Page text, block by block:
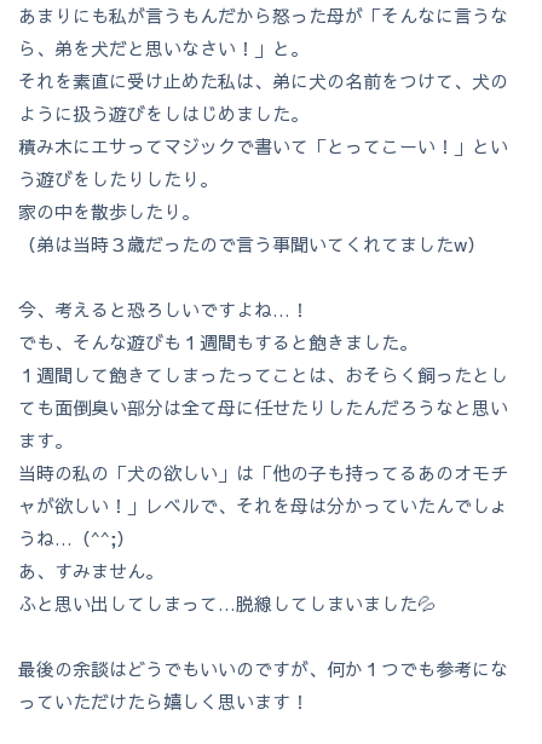
あまりにも私が言うもんだから怒った母が「そんなに言うな
ら、弟を犬だと思いなさい！」と。
それを素直に受け止めた私は、弟に犬の名前をつけて、犬の
ように扱う遊びをしはじめました。
積み木にエサってマジックで書いて「とってこーい！」とい
う遊びをしたりしたり。
家の中を散歩したり。
（弟は当時３歳だったので言う事聞いてくれてましたw）
今、考えると恐ろしいですよね…！
でも、そんな遊びも１週間もすると飽きました。
１週間して飽きてしまったってことは、おそらく飼ったとし
ても面倒臭い部分は全て母に任せたりしたんだろうなと思い
ます。
当時の私の「犬の欲しい」は「他の子も持ってるあのオモチ
ャが欲しい！」レベルで、それを母は分かっていたんでしょ
うね…（^^;）
あ、すみません。
ふと思い出してしまって…脱線してしまいました💦
最後の余談はどうでもいいのですが、何か１つでも参考にな
っていただけたら嬉しく思います！